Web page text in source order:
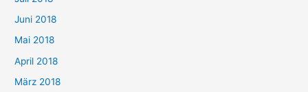
Juni 2018
Mai 2018
April 2018
März 2018